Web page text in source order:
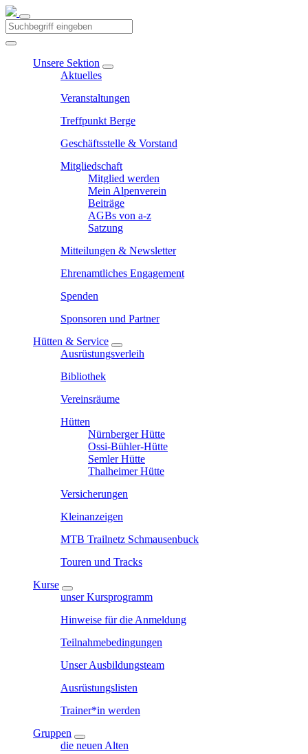
Unsere Sektion
Aktuelles
Veranstaltungen
Treffpunkt Berge
Geschäftsstelle & Vorstand
Mitgliedschaft
Mitglied werden
Mein Alpenverein
Beiträge
AGBs von a-z
Satzung
Mitteilungen & Newsletter
Ehrenamtliches Engagement
Spenden
Sponsoren und Partner
Hütten & Service
Ausrüstungsverleih
Bibliothek
Vereinsräume
Hütten
Nürnberger Hütte
Ossi-Bühler-Hütte
Semler Hütte
Thalheimer Hütte
Versicherungen
Kleinanzeigen
MTB Trailnetz Schmausenbuck
Touren und Tracks
Kurse
unser Kursprogramm
Hinweise für die Anmeldung
Teilnahmebedingungen
Unser Ausbildungsteam
Ausrüstungslisten
Trainer*in werden
Gruppen
die neuen Alten